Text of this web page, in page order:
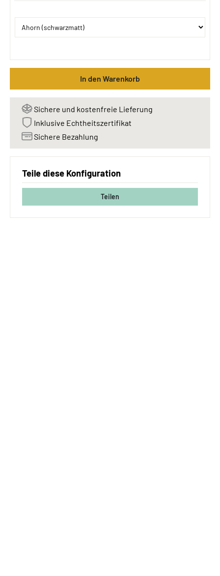
In den Warenkorb
Sichere und kostenfreie Lieferung
Inklusive Echtheitszertifikat
Sichere Bezahlung
Teile diese Konfiguration
Teilen